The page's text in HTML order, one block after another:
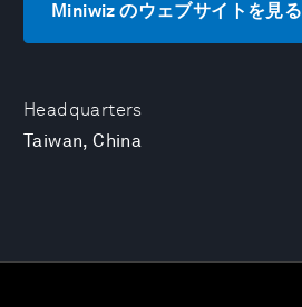
Headquarters
Taiwan, China
Miniwiz のウェブサイトを見る